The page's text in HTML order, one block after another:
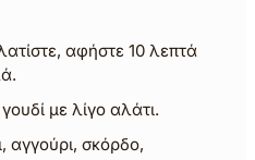
αφήστε 10 λεπτά
με λίγο αλάτι.
αγγούρι, σκόρδο,